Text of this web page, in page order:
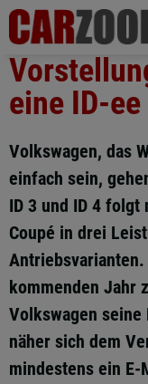
eine ID-
Volkswagen, das
einfach sein,
ID 3 und ID 4 folgt
Coupé in drei
kommenden Jahr
Volkswagen
näher sich dem
mindestens ein